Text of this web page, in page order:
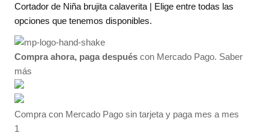
precios:
desde
hasta
$135.00
Cortador de Niña brujita calaverita | Elige entre todas las
opciones que tenemos disponibles.
Compra ahora, paga después con Mercado Pago. Saber
más
Compra con Mercado Pago sin tarjeta y paga mes a mes
1